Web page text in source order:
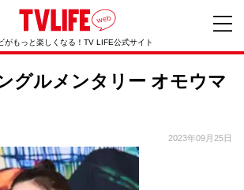
がもっと楽しくなる！TV LIFE公式サイト
グルメンタリー オモウマ
2023年09月25日